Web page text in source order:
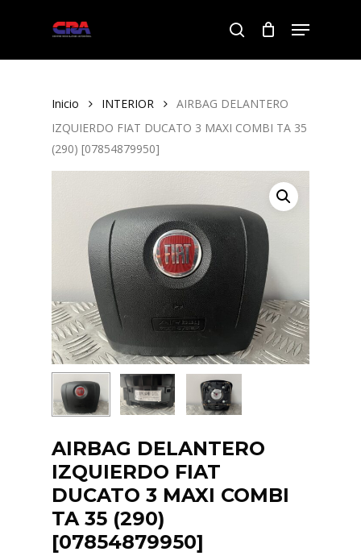
search
Menu
Inicio INTERIOR
AIRBAG DELANTERO
IZQUIERDO FIAT DUCATO 3 MAXI COMBI TA 35
(290) [07854879950]
AIRBAG DELANTERO
IZQUIERDO FIAT
DUCATO 3 MAXI COMBI
TA 35 (290)
[07854879950]